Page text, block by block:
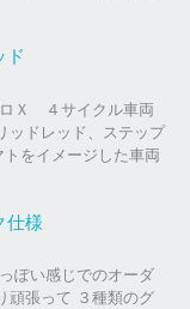
ド
Ｘ ４サイクル車両
ッドレッド、ステップ
をイメージした車両
仕様
い感じでのオーダ
頑張って ３種類のグ